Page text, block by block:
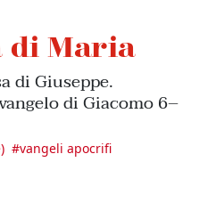
di Maria
di Giuseppe.
di Giacomo 6–
#vangeli apocrifi